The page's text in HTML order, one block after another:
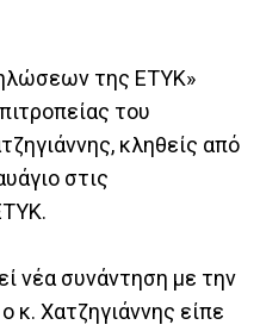
της ΕΤΥΚ»
του
κληθείς από
στις
νέα συνάντηση με την
κ. Χατζηγιάννης είπε